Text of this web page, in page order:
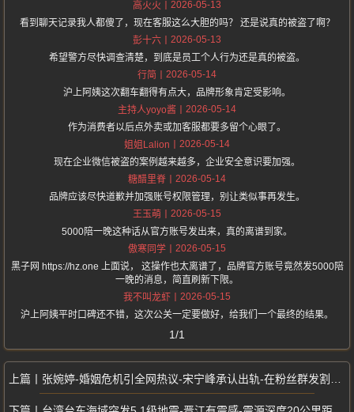
高火火
2026-05-13
看到聊天记录我人都傻了，现在客服这么大胆的吗？ 还是说真的被盗了啊？
彭十六
2026-05-13
希望警方尽快调查清楚，到底是员工个人行为还是真的被盗。
行简
2026-05-14
沪上阿姨这次翻车翻得有点大，品牌形象肯定受影响。
主持人yoyo酱
2026-05-14
作为消费者以后点外卖或加客服都要多留个心眼了。
姐姐Lalion
2026-05-14
现在企业微信被盗的案例越来越多，企业安全意识要加强。
糖醋里脊
2026-05-14
品牌应该尽快道歉并加强账号权限管理，别让类似事再发生。
王玉萌
2026-05-15
5000陪一晚这种话从官方账号发出来，真的离谱到家。
傲寒同学
2026-05-15
黑子网 https://hz.one 上面说， 这操作也太离谱了，品牌官方账号竟然发5000陪
一晚的消息，简直刷新下限。
我不叫龙虾
2026-05-15
沪上阿姨平时口碑还不错，这次公关一定要做好，给我们一个最终的结果。
1/1
张婉婷-婚姻危机引全网热议-宋宁峰承认出轨-在粉丝群发割腕照离婚录音